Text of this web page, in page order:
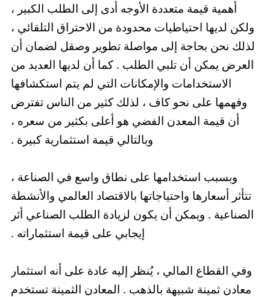
أهمية قيمة متعددة الأوجه أدى إلى الطلب الكبير ،
ولكن لديها احتياطيات محدودة من الاحتراق التلقائي ،
لذلك نحن بحاجة إلى مواصلة تطوير وصقل لضمان أن
العرض يمكن أن تلبي الطلب . كما أن لديها العديد من
الاستخدامات والإمكانات التي لم يتم استكشافها
وفهمها على نحو كاف ، لذلك كثير من الناس تفترض
أن قيمة المعدن الفضي هو أعلى بكثير من سعره ،
وبالتالي قيمة استثمارية كبيرة .
وبسبب استخدامها على نطاق واسع في الصناعة ،
تتأثر أسعارها واحتياجاتها بالاقتصاد العالمي والأنشطة
الصناعية . ويمكن أن يكون لزيادة الطلب الصناعي أثر
إيجابي على قيمة استثماراته .
وفي القطاع المالي ، يُنظر إليه عادة على أنه استثمار
معادن ثمينة شبيهة بالذهب . المعادن الثمينة تستخدم